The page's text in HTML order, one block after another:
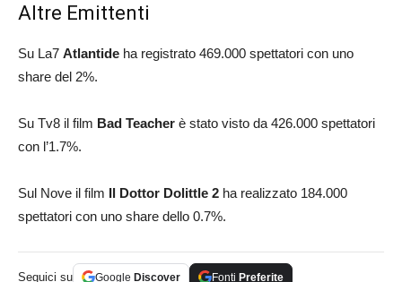
Altre Emittenti
Su La7 Atlantide ha registrato 469.000 spettatori con uno
share del 2%.
Su Tv8 il film Bad Teacher è stato visto da 426.000 spettatori
con l’1.7%.
Sul Nove il film Il Dottor Dolittle 2 ha realizzato 184.000
spettatori con uno share dello 0.7%.
Seguici su Google Discover Fonti Preferite